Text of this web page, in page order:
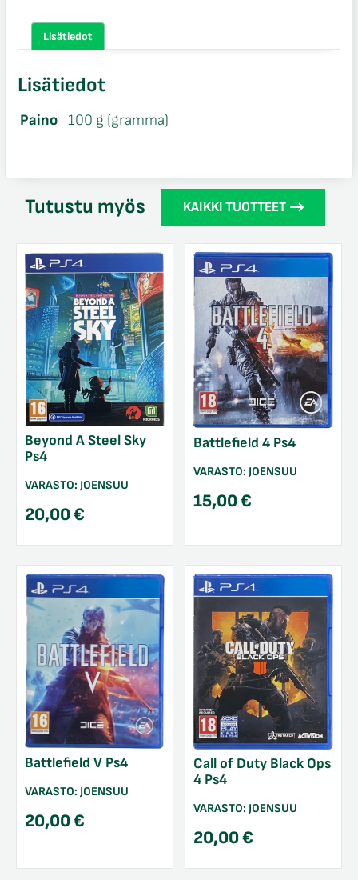
Lisätiedot
Lisätiedot
Paino 100 g (gramma)
Tutustu myös KAIKKI TUOTTEET
Beyond A Steel Sky
Ps4
VARASTO: JOENSUU
20,00€
Battlefield 4 Ps4
VARASTO: JOENSUU
15,00€
Battlefield V Ps4
VARASTO: JOENSUU
20,00€
Call of Duty Black Ops
4 Ps4
VARASTO: JOENSUU
20,00€